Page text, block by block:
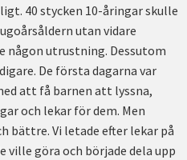
40 stycken 10-åringar skulle
utan vidare
någon utrustning. Dessutom
De första dagarna var
att få barnen att lyssna,
och lekar för dem. Men
bättre. Vi letade efter lekar på
ville göra och började dela upp